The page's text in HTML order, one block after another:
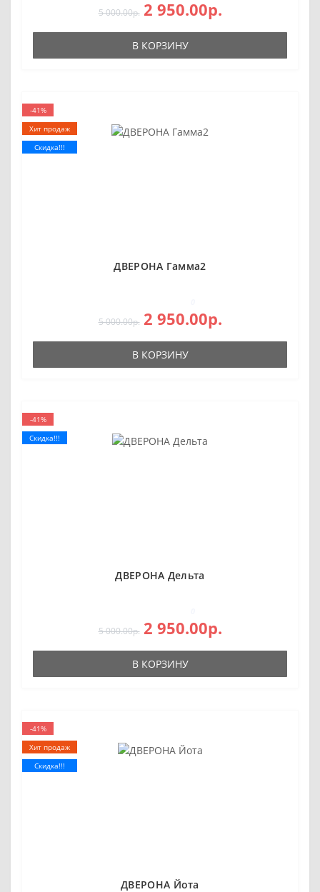
5 000.00р. 2 950.00р.
В КОРЗИНУ
-41%
Хит продаж
Скидка!!!
ДВЕРОНА Гамма2
5 000.00р. 2 950.00р.
В КОРЗИНУ
-41%
Скидка!!!
ДВЕРОНА Дельта
5 000.00р. 2 950.00р.
В КОРЗИНУ
-41%
Хит продаж
Скидка!!!
ДВЕРОНА Йота